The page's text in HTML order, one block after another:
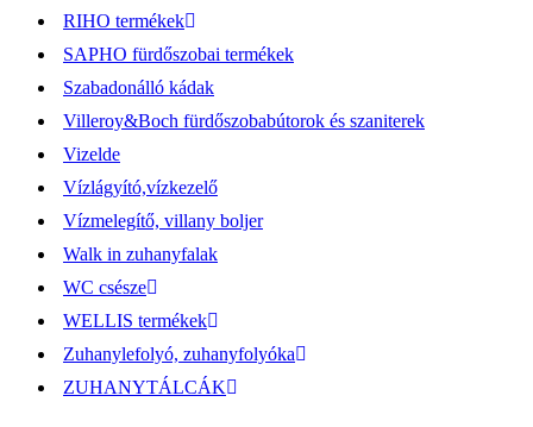
RIHO termékek
SAPHO fürdőszobai termékek
Szabadonálló kádak
Villeroy&Boch fürdőszobabútorok és szaniterek
Vizelde
Vízlágyító,vízkezelő
Vízmelegítő, villany boljer
Walk in zuhanyfalak
WC csésze
WELLIS termékek
Zuhanylefolyó, zuhanyfolyóka
ZUHANYTÁLCÁK